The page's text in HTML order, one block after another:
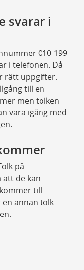
svarar i
010-199
i telefonen. Då
rätt uppgifter.
till en
men tolken
vara igång med
på
att de kan
till
en annan tolk